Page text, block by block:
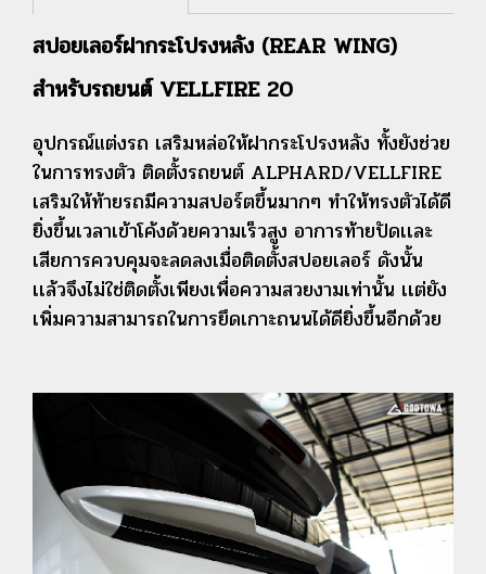
สปอยเลอร์ฝากระโปรงหลัง (REAR WING)
สำหรับรถยนต์ VELLFIRE 20
อุปกรณ์แต่งรถ เสริมหล่อให้ฝากระโปรงหลัง ทั้งยังช่วย
ในการทรงตัว ติดตั้งรถยนต์ ALPHARD/VELLFIRE
เสริมให้ท้ายรถมีความสปอร์ตขึ้นมากๆ ทำให้ทรงตัวได้ดี
ยิ่งขึ้นเวลาเข้าโค้งด้วยความเร็วสูง อาการท้ายปัดเเละ
เสียการควบคุมจะลดลงเมื่อติดตั้งสปอยเลอร์ ดังนั้น
เเล้วจึงไม่ใช่ติดตั้งเพียงเพื่อความสวยงามเท่านั้น เเต่ยัง
เพิ่มความสามารถในการยึดเกาะถนนได้ดียิ่งขึ้นอีกด้วย